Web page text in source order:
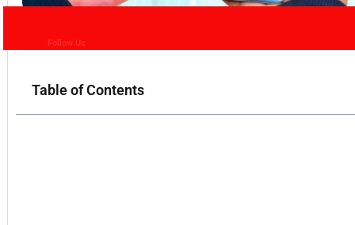
Follow Us
Table of Contents